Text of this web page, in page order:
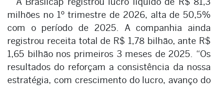
milhões no 1º trimestre de 2026, alta de 50,5%
com o período de 2025. A companhia ainda
registrou receita total de R$ 1,78 bilhão, ante R$
1,65 bilhão nos primeiros 3 meses de 2025. “Os
resultados do reforçam a consistência da nossa
estratégia, com crescimento do lucro, avanço do